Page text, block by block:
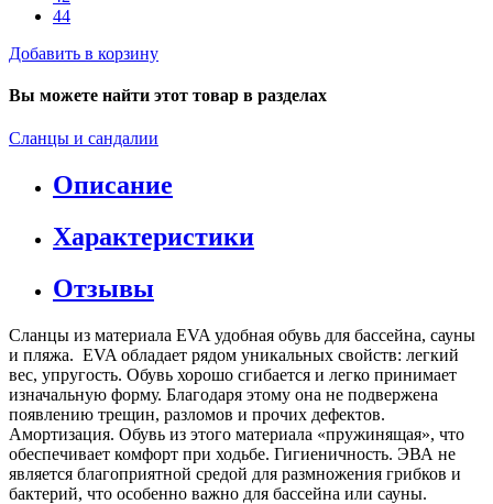
44
Добавить в корзину
Вы можете найти этот товар в разделах
Сланцы и сандалии
Описание
Характеристики
Отзывы
Сланцы из материала EVA удобная обувь для бассейна, сауны
и пляжа. EVA обладает рядом уникальных свойств: легкий
вес, упругость. Обувь хорошо сгибается и легко принимает
изначальную форму. Благодаря этому она не подвержена
появлению трещин, разломов и прочих дефектов.
Амортизация. Обувь из этого материала «пружинящая», что
обеспечивает комфорт при ходьбе. Гигиеничность. ЭВА не
является благоприятной средой для размножения грибков и
бактерий, что особенно важно для бассейна или сауны.